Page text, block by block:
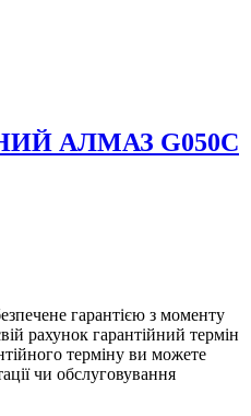
АЛМАЗ G050C
гарантією з моменту
рахунок гарантійний термін
терміну ви можете
чи обслуговування